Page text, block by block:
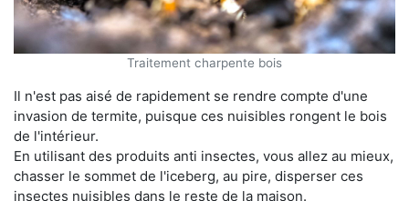
Traitement charpente bois
Il n'est pas aisé de rapidement se rendre compte d'une
invasion de termite, puisque ces nuisibles rongent le bois
de l'intérieur.
En utilisant des produits anti insectes, vous allez au mieux,
chasser le sommet de l'iceberg, au pire, disperser ces
insectes nuisibles dans le reste de la maison.